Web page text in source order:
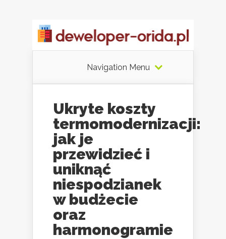
Navigation Menu
Ukryte koszty
termomodernizacji:
jak je
przewidzieć i
uniknąć
niespodzianek
w budżecie
oraz
harmonogramie